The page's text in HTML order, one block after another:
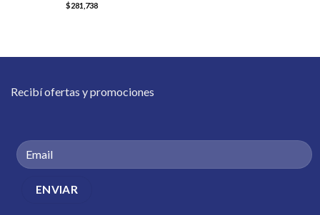
$281,738
Recibí ofertas y promociones